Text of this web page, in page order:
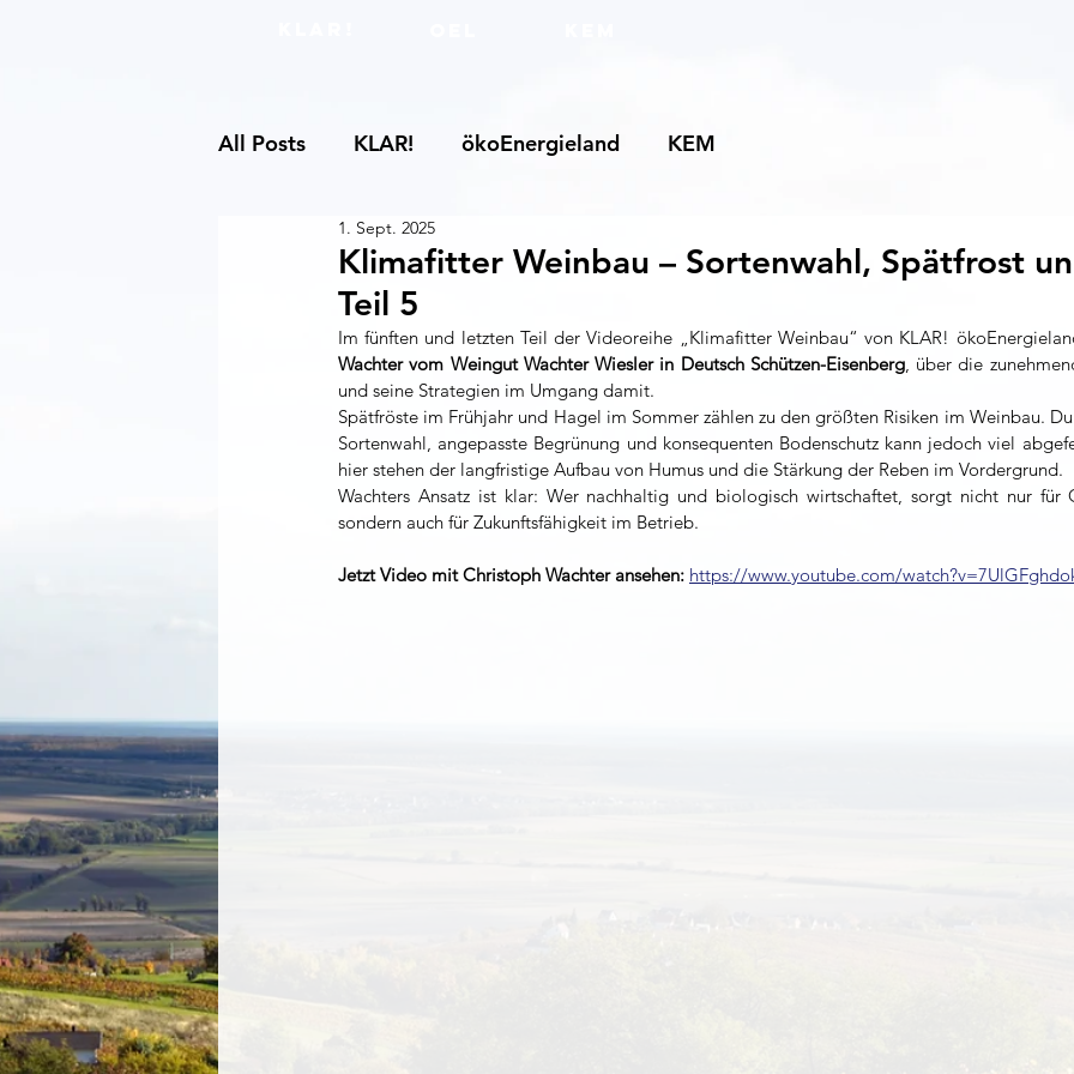
All Posts KLAR! ökoEnergieland KEM
Klimafitter Weinbau – Sortenwahl, Spätfrost
Teil 5
1. Sept. 2025
Im fünften und letzten Teil der Videoreihe „Klimafitter Weinbau“ von KLAR!
Wachter vom Weingut Wachter Wiesler in Deutsch Schützen-Eisenberg, über die
und seine Strategien im Umgang damit.
Spätfröste im Frühjahr und Hagel im Sommer zählen zu den größten Risiken im Weinbau.
Sortenwahl, angepasste Begrünung und konsequenten Bodenschutz kann jedoch viel
hier stehen der langfristige Aufbau von Humus und die Stärkung der Reben im Vordergrund.
Wachters Ansatz ist klar: Wer nachhaltig und biologisch wirtschaftet, sorgt nicht nur
sondern auch für Zukunftsfähigkeit im Betrieb.
Jetzt Video mit Christoph Wachter ansehen: https://www.youtube.com/